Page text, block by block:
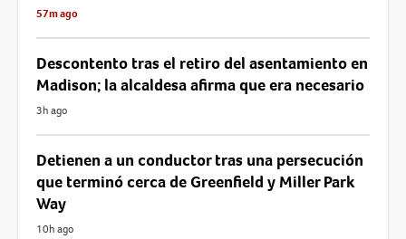
57m ago
Descontento tras el retiro del asentamiento en
Madison; la alcaldesa afirma que era necesario
3h ago
Detienen a un conductor tras una persecución
que terminó cerca de Greenfield y Miller Park
Way
10h ago